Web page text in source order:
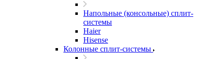
Напольные (консольные) сплит-
системы
Haier
Hisense
Колонные сплит-системы